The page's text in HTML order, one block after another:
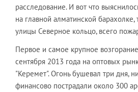
расследование. И вот что
на главной алматинской барахолке,
улицы Северное кольцо, всего
Первое и самое крупное
сентября 2013 года на оптовых
"Керемет". Огонь бушевал три дня,
финансово пострадали около 300